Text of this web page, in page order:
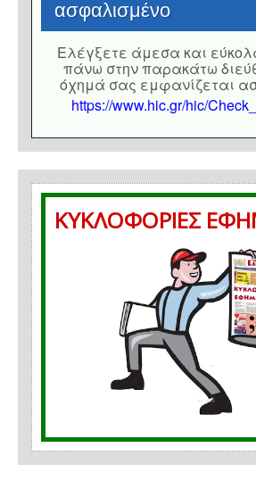
ασφαλισμένο
Eλέγξετε άμεσα και
πάνω στην παρακάτω
όχημά σας εμφανίζεται
https://www.hic.gr/hic/
ΚΥΚΛΟΦΟΡΙΕΣ